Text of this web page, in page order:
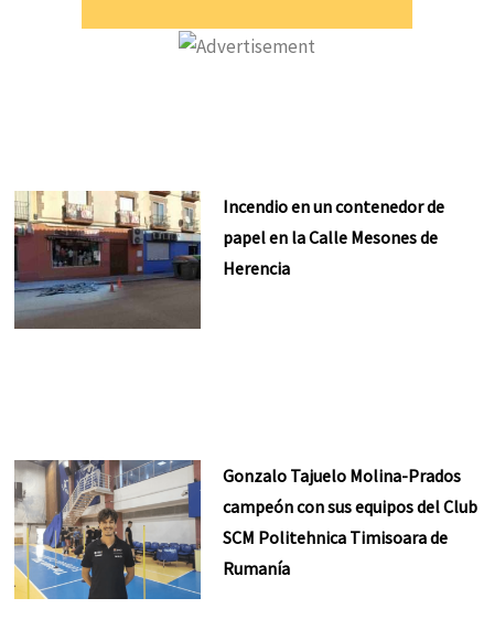
Incendio en un contenedor de
papel en la Calle Mesones de
Herencia
Gonzalo Tajuelo Molina-Prados
campeón con sus equipos del Club
SCM Politehnica Timisoara de
Rumanía